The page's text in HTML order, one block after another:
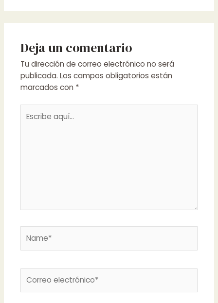
Deja un comentario
Tu dirección de correo electrónico no será
publicada. Los campos obligatorios están
marcados con *
aquí...
electrónico*